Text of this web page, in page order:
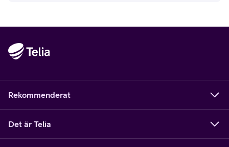
Rekommenderat
Det är Telia